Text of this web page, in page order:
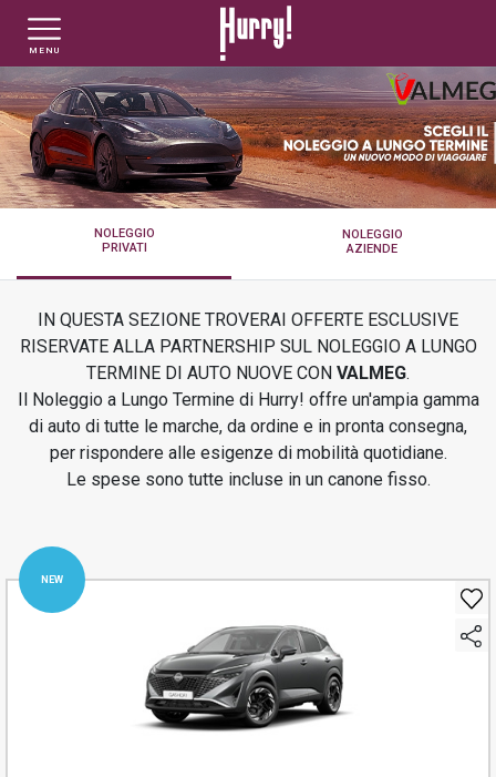
MENU
NOLEGGIO
PRIVATI
NOLEGGIO
AZIENDE
IN QUESTA SEZIONE TROVERAI OFFERTE ESCLUSIVE
RISERVATE ALLA PARTNERSHIP SUL NOLEGGIO A LUNGO
TERMINE DI AUTO NUOVE CON VALMEG.
Il Noleggio a Lungo Termine di Hurry! offre un'ampia gamma
di auto di tutte le marche, da ordine e in pronta consegna,
per rispondere alle esigenze di mobilità quotidiane.
Le spese sono tutte incluse in un canone fisso.
NEW
NLT PRIVATI
NLT AZIENDE - P.IVA
NLT USATO PRIVATI
NLT USATO AZIENDE - P. IVA
NLT NUOVO
NLT USATO
FINANZIAMENTO
VALUTA E VENDI